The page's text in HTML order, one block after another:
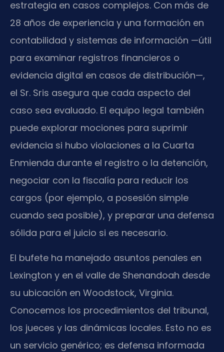
estrategia en casos complejos. Con más de
28 años de experiencia y una formación en
contabilidad y sistemas de información —útil
para examinar registros financieros o
evidencia digital en casos de distribución—,
el Sr. Sris asegura que cada aspecto del
caso sea evaluado. El equipo legal también
puede explorar mociones para suprimir
evidencia si hubo violaciones a la Cuarta
Enmienda durante el registro o la detención,
negociar con la fiscalía para reducir los
cargos (por ejemplo, a posesión simple
cuando sea posible), y preparar una defensa
sólida para el juicio si es necesario.
El bufete ha manejado asuntos penales en
Lexington y en el valle de Shenandoah desde
su ubicación en Woodstock, Virginia.
Conocemos los procedimientos del tribunal,
los jueces y las dinámicas locales. Esto no es
un servicio genérico; es defensa informada